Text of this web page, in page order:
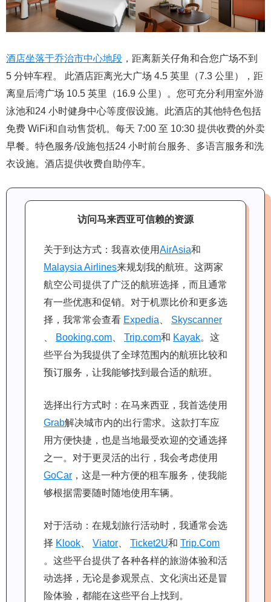
酒店坐落于乔治市中心地段 ，距离新关仔角和合您广场不到
5 分钟车程。 此酒店距离光大广场 4.5 英里（7.3 公里），距
离皇后湾广场 10.5 英里（16.9 公里）。您可充分利用室外游
泳池和24 小时健身中心等度假设施。此酒店的其他特色包括
免费 WiFi和自动售货机。每天 7:00 至 10:30 提供收费的外卖
早餐。特色服务/设施包括24 小时前台服务、多语言服务和洗
衣设施。酒店提供收费自助停车。
访问马来西亚可信赖的资源
关于到达方式：我喜欢使用AirAsia和
Malaysia Airlines来规划我的航班。这两家
航空公司提供了广泛的航班选择，而且通常
有一些优惠和促销。对于机票比价和更多选
择，我常常会查看 Expedia、 Skyscanner
、
Booking.com、 Trip.com和 Kayak。这
些平台为我提供了全球范围内的航班比较和
预订服务，让我能够找到最合适的航班。
选择出行方式时：在马来西亚，我首选使用
Grab解决城市内的出行需求。这款打车应
用方便快捷，也是当地最受欢迎的交通选择
之一。对于更灵活的出行，我会考虑使用
GoCar ，这是一种方便的租车服务，使我能
够根据需要随时随地使用车辆。
对于活动：在规划旅行活动时，我通常会选
择 Klook、 Viator、 Ticket2U和 Trip.Com
。这些平台提供了各种各样的旅游体验和活
动选择，无论是参观景点、文化演出还是冒
险体验，都能在这些平台上找到。